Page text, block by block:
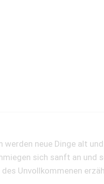
werden neue Dinge alt
sich sanft an
des Unvollkommenen